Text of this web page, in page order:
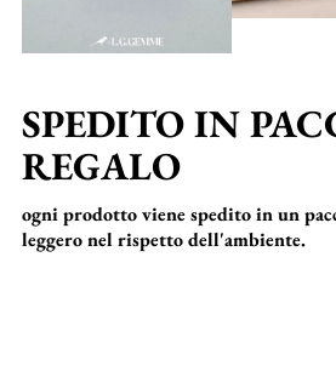
SPEDITO IN
REGALO
ogni prodotto viene spedito in un
leggero nel rispetto dell'ambiente.